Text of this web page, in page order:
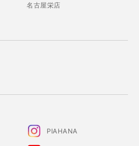
名古屋栄店
PIAHANA